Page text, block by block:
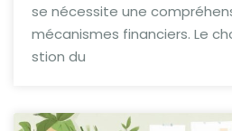
se nécessite une
mécanismes financiers. Le
stion du